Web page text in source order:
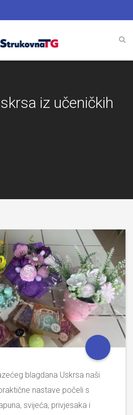
iz učeničkih
blagdana Uskrsa naši
nastave počeli s
svijeća, privjesaka i